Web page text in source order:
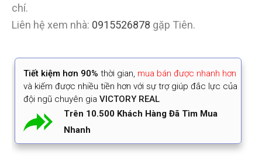
chí.
Liên hệ xem nhà: 0915526878 gặp Tiên.
Tiết kiệm hơn 90% thời gian, mua bán được nhanh hơn
và kiếm được nhiều tiền hơn với sự trợ giúp đắc lực của
đội ngũ chuyên gia VICTORY REAL
Trên 10.500 Khách Hàng Đã Tìm Mua
Nhanh